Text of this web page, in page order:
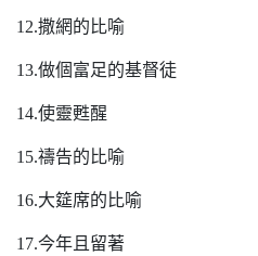
12.撒網的比喻
13.做個富足的基督徒
14.使靈甦醒
15.禱告的比喻
16.大筵席的比喻
17.今年且留著